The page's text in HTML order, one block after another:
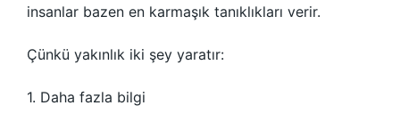
insanlar bazen en karmaşık tanıklıkları verir.
Çünkü yakınlık iki şey yaratır:
1. Daha fazla bilgi